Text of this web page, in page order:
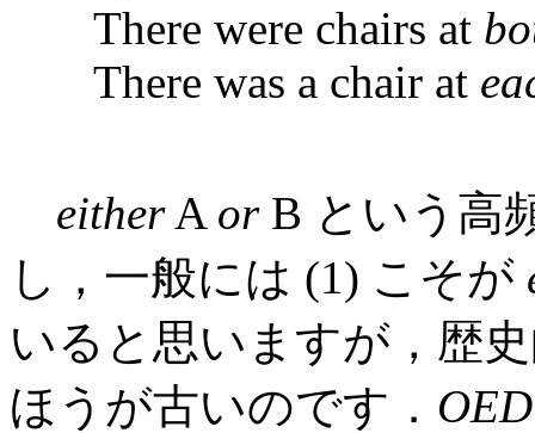
There were chairs at
There was a chair at
eitherA orB という高
し，一般には (1) こそが
いると思いますが，歴
ほうが古いのです． OED